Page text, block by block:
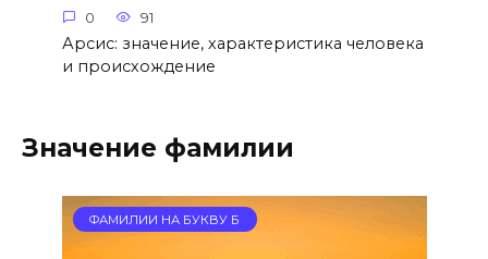
0 91
Арсис: значение, характеристика человека
и происхождение
Значение фамилии
ФАМИЛИИ НА БУКВУ Б